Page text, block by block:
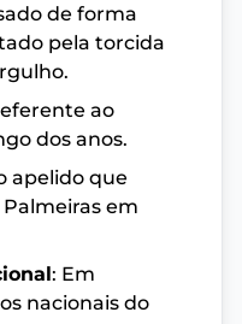
de forma
pela torcida
ao
dos anos.
apelido que
em
: Em
nacionais do